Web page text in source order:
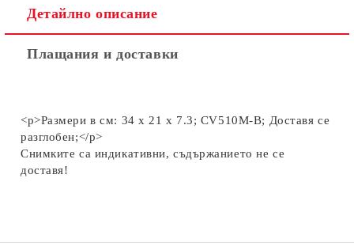
Детайлно описание
Плащания и доставки
<p>Размери в см: 34 x 21 x 7.3; CV510M-B; Доставя се
разглобен;</p>
Снимките са индикативни, съдържанието не се
доставя!